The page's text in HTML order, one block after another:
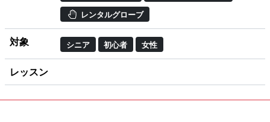
レンタルグローブ
対象 シニア 初心者 女性
レッスン